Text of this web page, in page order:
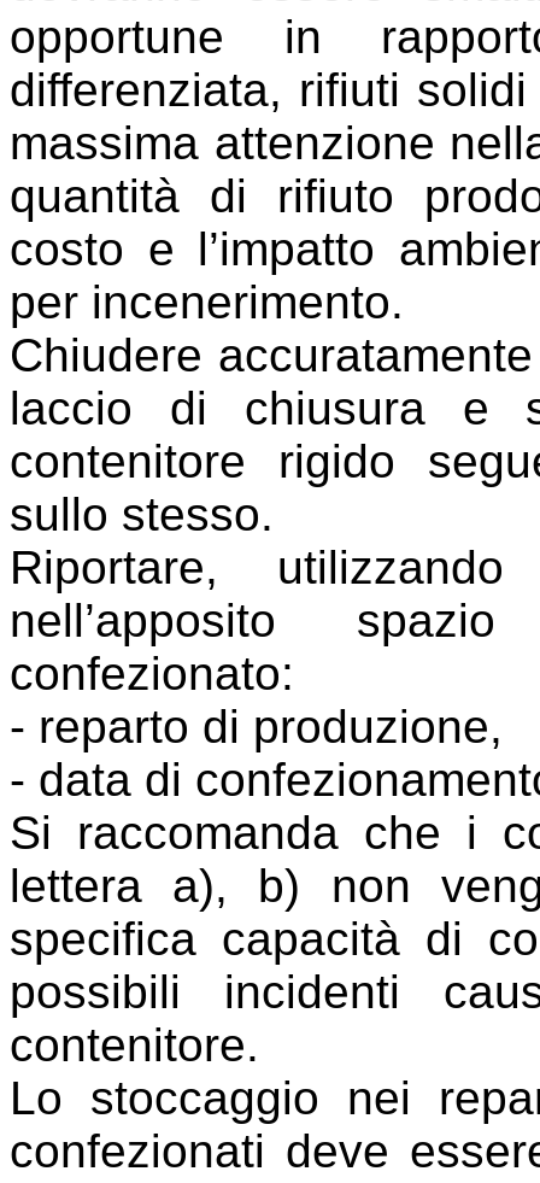
opportune in
differenziata, rifiuti
massima attenzione
quantità di rifiuto
costo e l’impatto
per incenerimento.
Chiudere
laccio di chiusura e
contenitore rigido
sullo stesso.
Riportare,
nell’apposito
confezionato:
- reparto di produzione,
- data di
Si raccomanda che i
lettera a), b) non
specifica capacità di
possibili incidenti
contenitore.
Lo stoccaggio nei
confezionati deve